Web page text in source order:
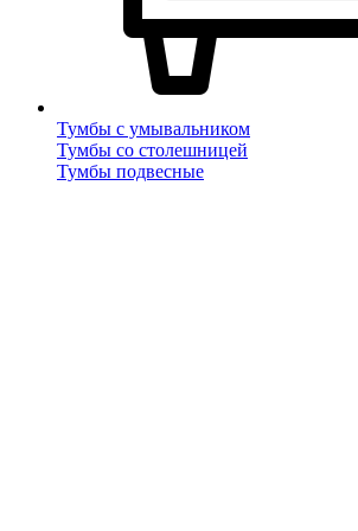
Тумбы с умывальником
Тумбы со столешницей
Тумбы подвесные